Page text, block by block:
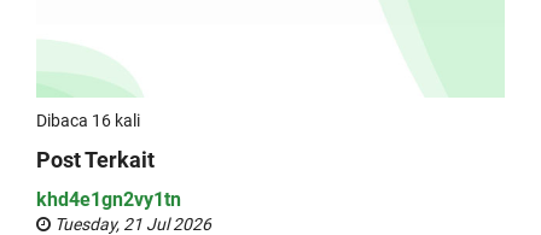
Dibaca 16 kali
Post Terkait
khd4e1gn2vy1tn
Tuesday, 21 Jul 2026